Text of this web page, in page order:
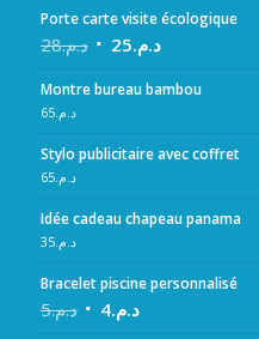
Porte carte visite écologique
د.م.28 د.م.25
Montre bureau bambou
د.م.65
Stylo publicitaire avec coffret
د.م.65
Idée cadeau chapeau panama
د.م.35
Bracelet piscine personnalisé
د.م.5 د.م.4